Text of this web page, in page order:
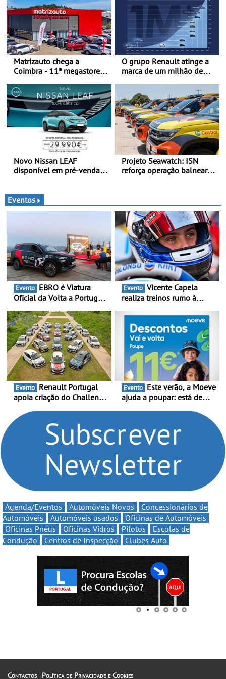
Matrizauto chega a
Coimbra - 11ª megastore
na Região Centro
O grupo Renault atinge a
marca de um milhão de
in France” desde 2010
Novo Nissan LEAF
disponível em pré-venda a
campanha exclusiva de
lançamento, os primeiros
manutenção incluída
Projeto Seawatch: ISN
reforça operação balnear
Eventos
Evento
Oficial da Volta a Portugal
presença nacional ao lado
da mítica prova de ciclismo
e leva a sua gama SUV
multi-energia às estradas
de Portugal
Evento
realiza treinos rumo à
Portugal Karting e mira boa
estreia - O Campeonato
Portugal Karting 2026
decorre entre 1 de Março e
6 de Setembro
Evento
apoia criação do Challenge
compromisso com o
automobilismo nacional
continua em 2026
Evento
ajuda a poupar: está de
Volta” com descontos de
Agenda/Eventos Automóveis Novos
Concessionários de
Automóveis
Automóveis usados
Oficinas de Automóveis
Oficinas Pneus
Oficinas Vidros Pilotos
Escolas de
Condução
Centros de Inspecção Clubes Auto
Contactos Política de Privacidade e Cookies